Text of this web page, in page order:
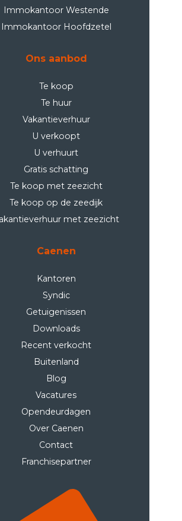
Immokantoor Westende
Immokantoor Hoofdzetel
Ons aanbod
Te koop
Te huur
Vakantieverhuur
U verkoopt
U verhuurt
Gratis schatting
Te koop met zeezicht
Te koop op de zeedijk
met zeezicht
Caenen
Kantoren
Syndic
Getuigenissen
Downloads
Recent verkocht
Buitenland
Blog
Vacatures
Opendeurdagen
Over Caenen
Contact
Franchisepartner